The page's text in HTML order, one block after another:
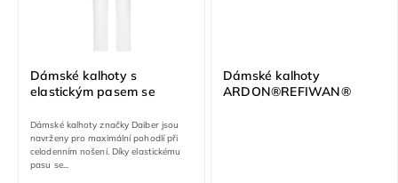
Dámské kalhoty s
elastickým pasem se
Dámské kalhoty značky Daiber jsou
navrženy pro maximální pohodlí při
celodenním nošení. Díky elastickému
pasu se...
Dámské kalhoty
ARDON®REFIWAN®